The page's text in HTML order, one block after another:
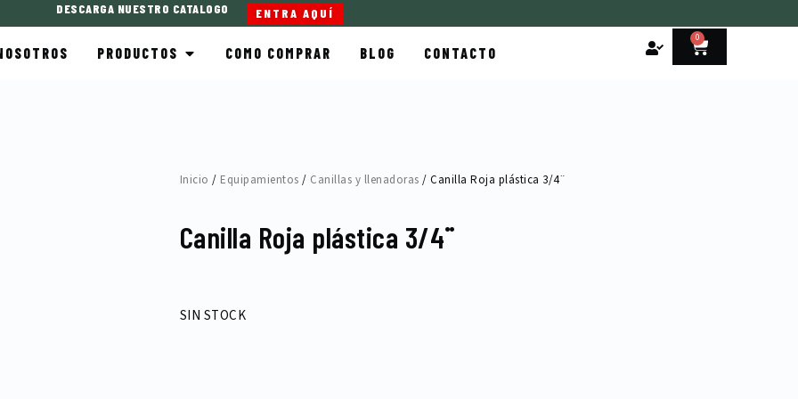
DESCARGA NUESTRO CATALOGO ENTRA AQUÍ
PRODUCTOS OPEN PRODUCTOS
COMO COMPRAR BLOG CONTACTO
0
Cart
Inicio / Equipamientos / Canillas y llenadoras / Canilla Roja plástica 3/4¨
Canilla Roja plástica 3/4¨
SIN STOCK